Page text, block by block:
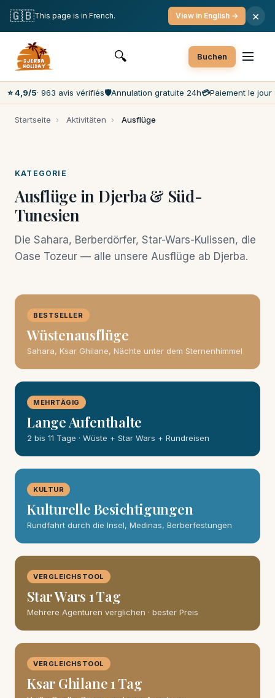
Kostenlose Stornierung
Zahlung am Tag der Aktivität
Beste Preise auf dem Markt
Kundenservice 7 Tage die Woche
🔍 Buchen
⭐ 4,9/5· 963 avis vérifiés🛡️Annulation gratuite 24h💳Paiement le jour
Startseite › Aktivitäten › Ausflüge
KATEGORIE
Ausflüge in Djerba & Süd-
Tunesien
Die Sahara, Berberdörfer, Star-Wars-Kulissen, die
Oase Tozeur — alle unsere Ausflüge ab Djerba.
BESTSELLER
Wüstenausflüge
Sahara, Ksar Ghilane, Nächte unter dem Sternenhimmel
MEHRTÄGIG
Lange Aufenthalte
2 bis 11 Tage · Wüste + Star Wars + Rundreisen
KULTUR
Kulturelle Besichtigungen
Rundfahrt durch die Insel, Medinas, Berberfestungen
VERGLEICHSTOOL
Star Wars 1 Tag
Mehrere Agenturen verglichen · bester Preis
VERGLEICHSTOOL
Ksar Ghilane 1 Tag
🇬🇧This page is in French. View in English → ×